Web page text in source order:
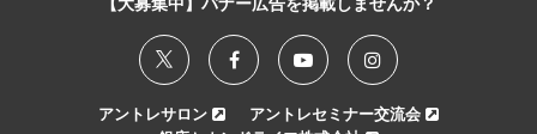
アントレサロン
アントレセミナー交流会